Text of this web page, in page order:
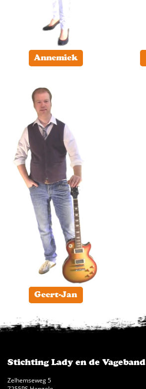
Annemiek
Geert-Jan
Stichting Lady en de Vageband
Zelhemseweg 5